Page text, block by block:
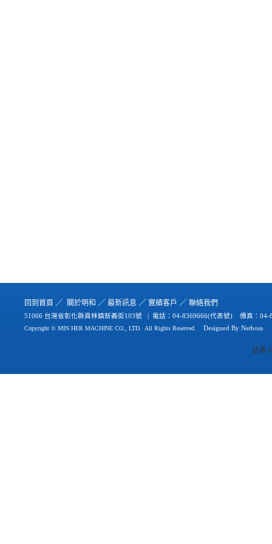
回到首頁 ／ 關於明和 ／ 最新訊息 ／ 實績客戶 ／ 聯絡我們
51066 台灣省彰化縣員林鎮新義街103號 | 電話： 04-8369666(代表號) 傳真：04-
Copyright © MIN HER MACHINE CO., LTD.
All Rights Reserved. Designed By Netboss
訪客